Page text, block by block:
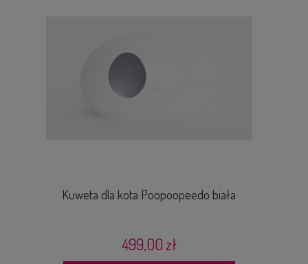
Kuweta dla kota Poopoopeedo biała
499,00 zł